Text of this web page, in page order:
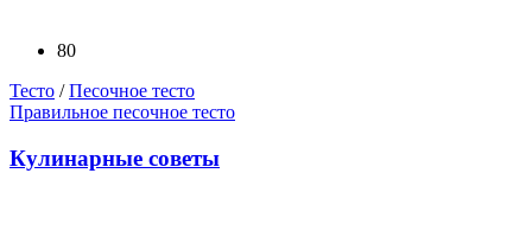
80
Тесто /Песочное тесто
Правильное песочное тесто
Кулинарные советы